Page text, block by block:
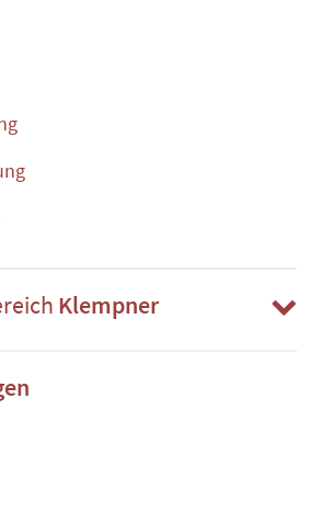
Klempner